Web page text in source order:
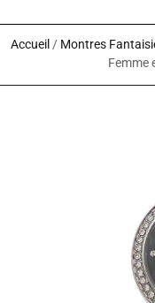
Accueil / Montres
Femme